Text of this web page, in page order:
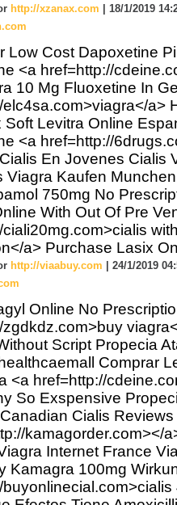
http://xzanax.com | 18/1/2019
Low Cost Dapoxetine
<a href=http://
10 Mg Fluoxetine In
elc4sa.com>viagra</a>
Soft Levitra Online
<a href=http://
En Jovenes Cialis
Viagra Kaufen Munchen
750mg No
With Out Of Pre
ciali20mg.com>cialis
a> Purchase Lasix
http://viaabuy.com | 24/1/2019
Online No
zgdkdz.com>buy
Script Propecia
Comprar
<a href=http://
So Exspensive
Cialis
kamagorder.com></
Internet France
Kamagra 100mg
buyonlinecial.com>cialis